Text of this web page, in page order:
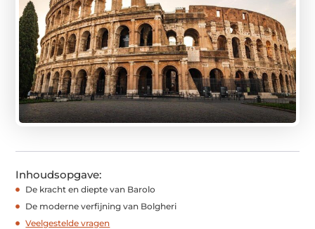
Inhoudsopgave:
De kracht en diepte van Barolo
De moderne verfijning van Bolgheri
Veelgestelde vragen